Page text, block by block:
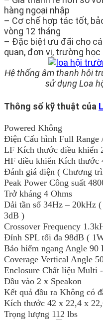
hàng ngoại nhập
– Cơ chế hợp tác tốt,
vòng 12 tháng
– Đặc biệt ưu đãi cho
quan, đơn vị, trường học
Hệ thống âm thanh hội
sử dụng Loa
Thông số kỹ thuật của
Powered Không
Điện Cấu hình Full Range
LF Kích thước điều khiển
HF điều khiển Kích thước
Đánh giá điện ( Chương
Peak Power Công suất
Trở kháng 4 Ohms
Dải tần số 34Hz – 20kHz
3dB )
Crossover Frequency
Đỉnh SPL tối đa 98dB (
Bảo hiểm ngang Angle 90
Coverage Vertical Angle
Enclosure Chất liệu Multi
Đầu vào 2 x Speakon
Kết quả đầu ra Không có
Kích thước 42 x 22,4 x
Trọng lượng 112 lbs